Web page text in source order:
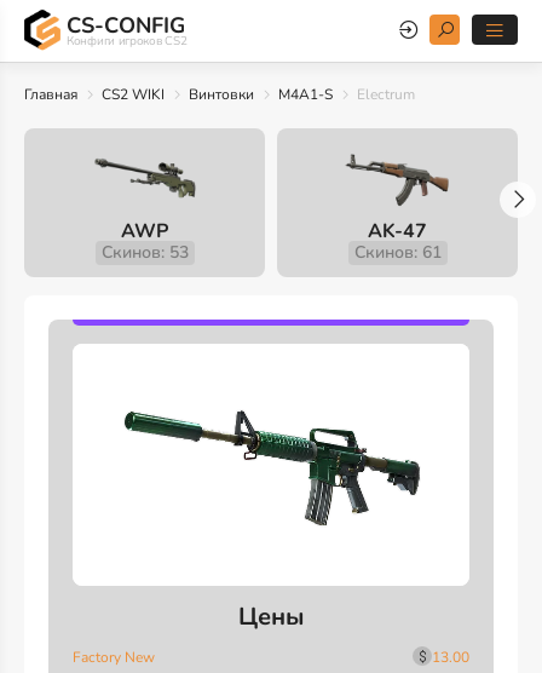
CS-CONFIG
Конфиги игроков CS2
Главная CS2 WIKI Винтовки M4A1-S Electrum
AWP
Скинов: 53
AK-47
Скинов: 61
Цены
Factory New
13.00